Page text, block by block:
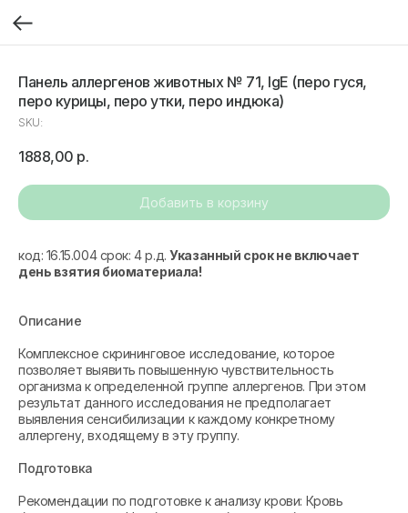
Панель аллергенов животных № 71, IgE (перо гуся,
перо курицы, перо утки, перо индюка)
SKU:
1888,00 р.
Добавить в корзину
код: 16.15.004 срок: 4 р.д.Указанный срок не включает
день взятия биоматериала!
Описание
Комплексное скрининговое исследование, которое
позволяет выявить повышенную чувствительность
организма к определенной группе аллергенов. При этом
результат данного исследования не предполагает
выявления сенсибилизации к каждому конкретному
аллергену, входящему в эту группу.
Подготовка
Рекомендации по подготовке к анализу крови: Кровь